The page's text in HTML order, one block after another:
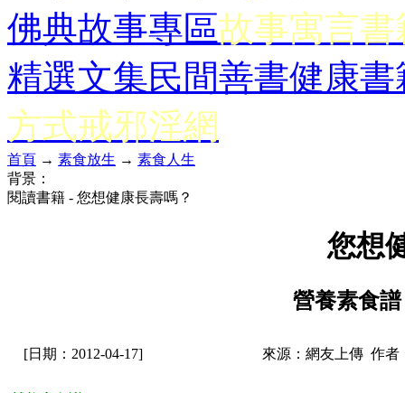
佛典故事專區故事寓言書
精選文集民間善書健康書
方式戒邪淫網
首頁 → 素食放生 → 素食人生
背景：
閱讀書籍 - 您想健康長壽嗎？
您想
營養素食
[日期：2012-04-17] 來源：網友上傳 作者